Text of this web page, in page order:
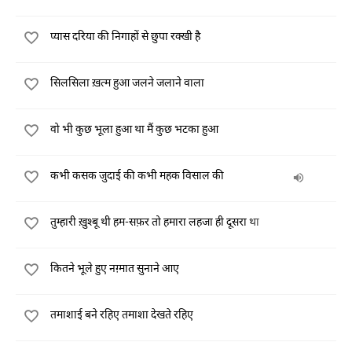
प्यास दरिया की निगाहों से छुपा रक्खी है
सिलसिला ख़त्म हुआ जलने जलाने वाला
वो भी कुछ भूला हुआ था मैं कुछ भटका हुआ
कभी कसक जुदाई की कभी महक विसाल की
तुम्हारी ख़ुश्बू थी हम-सफ़र तो हमारा लहजा ही दूसरा था
कितने भूले हुए नग़्मात सुनाने आए
तमाशाई बने रहिए तमाशा देखते रहिए